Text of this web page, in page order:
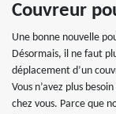
Couvreur
Une bonne nouvelle
Désormais, il ne faut
déplacement d’un
Vous n’avez plus
chez vous. Parce que